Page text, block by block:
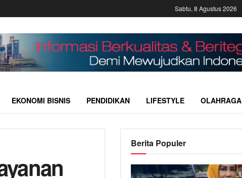
Sabtu, 8 Agustus 2026
EKONOMI BISNIS PENDIDIKAN LIFESTYLE OLAHRAGA
Berita Populer